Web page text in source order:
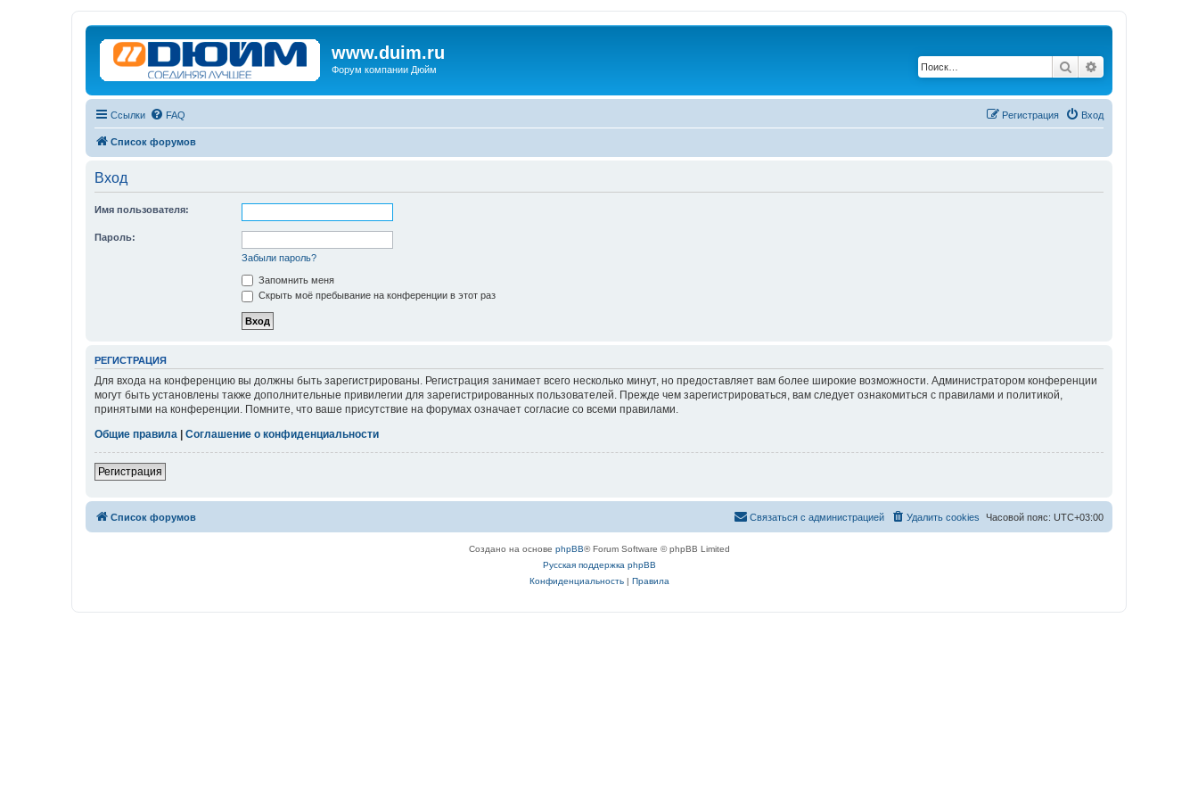
www.duim.ru
Форум компании Дюйм Поиск
Ссылки FAQ Вход
Регистрация
Список форумов
Вход
Имя пользователя:
Пароль:
Забыли пароль?
Запомнить меня
Скрыть моё пребывание на конференции в этот раз
РЕГИСТРАЦИЯ
Для входа на конференцию вы должны быть зарегистрированы. Регистрация занимает всего несколько минут, но предоставляет вам более широкие возможности. Администратором конференции
могут быть установлены также дополнительные привилегии для зарегистрированных пользователей. Прежде чем зарегистрироваться, вам следует ознакомиться с правилами и политикой,
принятыми на конференции. Помните, что ваше присутствие на форумах означает согласие со всеми правилами.
Общие правила
Соглашение о конфиденциальности
Регистрация
Список форумов Часовой пояс: UTC+03:00
Удалить cookies
Связаться с администрацией
Создано на основе phpBB® Forum Software © phpBB Limited
Русская поддержка phpBB
Конфиденциальность| Правила